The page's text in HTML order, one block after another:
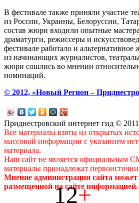
В фестивале также приняли участие
из России, Украины, Белоруссии,
состав жюри входили опытные
драматурги, режиссеры и
фестивале работало и альтернативное
из начинающих журналистов,
жюри сошлись во мнении
номинаций.
© 2012, «Новый Регион –
Приднестровский интернет гид ©
Все материалы взяты из открытых
массовой информации с указанием
материала.
Наш сайт не является официальным
материалы принадлежат
Мнение администрации сайта может
размещенной на сайте информацией.
12+